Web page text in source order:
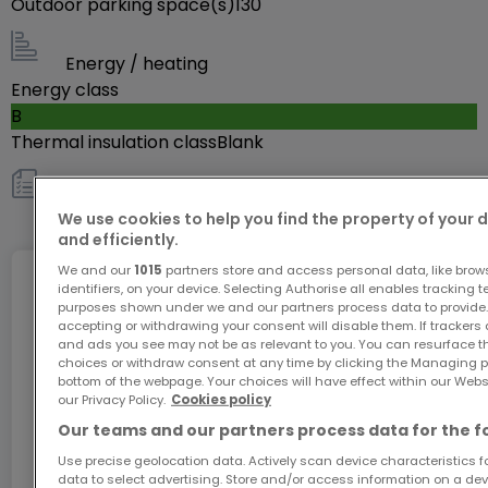
coiffure. Vous disposez d’une pompe essence, d’un
car-wash, de marchands de pneus et de
mètres seulement.
Possibilité pour les locataires de se restaurer sur le
site ou dans le centre commercial à 3 km.
L’immeuble est idéalement situé :
- accès proche des axes principales nord-sud et
est-ouest;
- accès direct sur la N7sur laquelle il y a un passage
- deux accès autoroute A7 à 1 respectivement 2,5
Energy / heating
Energy class
B
Thermal insulation classBlank
Internet
GiGA internet: internet at home
Get 1 month of free internet with the code
ATHOME26 on Luxembourg’s fastest network.
We use cookies to help you find the property of your
and efficiently.
We and our 1015 partners store and access personal data, like
identifiers, on your device. Selecting Authorise all enables tracking
purposes shown under we and our partners process data to
accepting or withdrawing your consent will disable them. If
and ads you see may not be as relevant to you. You can resurface
choices or withdraw consent at any time by clicking the Managing
bottom of the webpage. Your choices will have effect within our
our Privacy Policy. Cookies policy
Our teams and our partners process data for the
Use precise geolocation data. Actively scan device characteristics
data to select advertising. Store and/or access information on a